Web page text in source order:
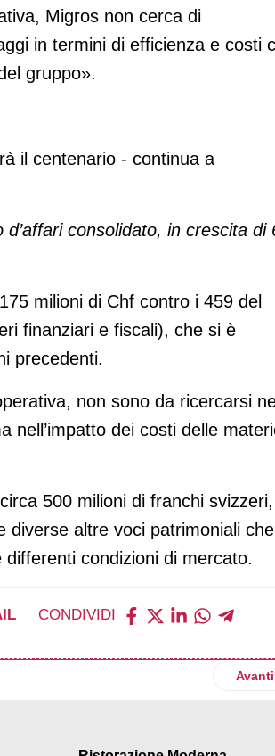
Migros non cerca di
in termini di efficienza e costi
gruppo».
il centenario - continua a
consolidato, in crescita di
milioni di Chf contro i 459 del
finanziari e fiscali), che si è
precedenti.
non sono da ricercarsi
nell’impatto dei costi delle
500 milioni di franchi svizzeri,
diverse altre voci patrimoniali che
condizioni di mercato.
CONDIVIDI
"non core" (compresa l'Italia)? Avanti